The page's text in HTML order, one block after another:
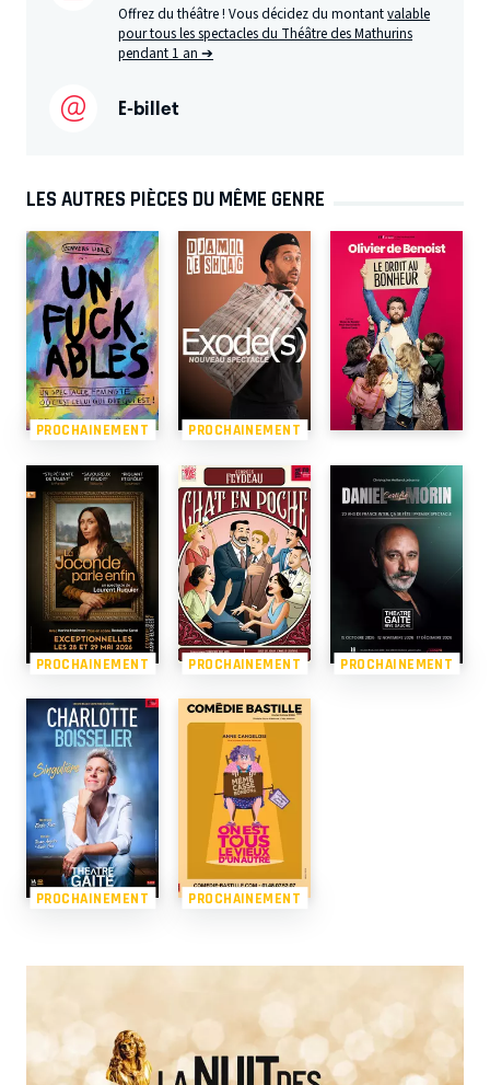
Offrez du théâtre ! Vous décidez du montantvalable
pour tous les spectacles du Théâtre des Mathurins
pendant 1 an ➔
E-billet
LES AUTRES PIÈCES DU MÊME GENRE
PROCHAINEMENT PROCHAINEMENT
PROCHAINEMENT PROCHAINEMENT PROCHAINEMENT
PROCHAINEMENT PROCHAINEMENT